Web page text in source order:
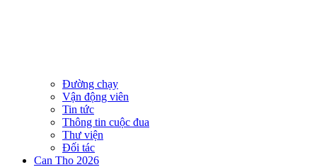
Đường chạy
Vận động viên
Tin tức
Thông tin cuộc đua
Thư viện
Đối tác
Can Tho 2026